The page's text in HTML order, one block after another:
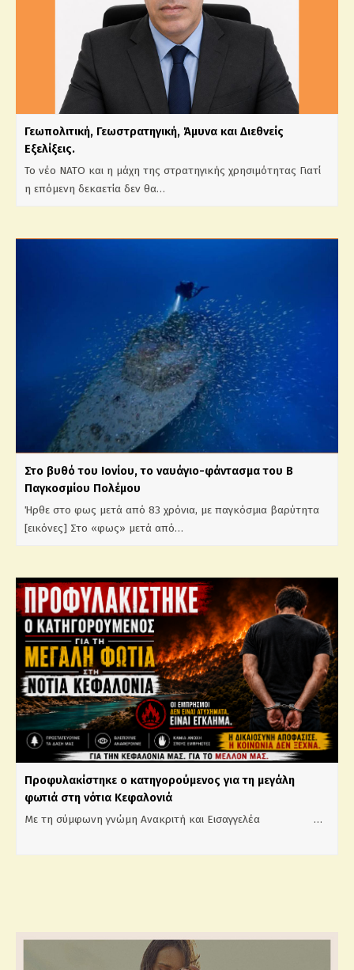
Γεωπολιτική, Γεωστρατηγική, Άμυνα και Διεθνείς
Εξελίξεις.
Το νέο ΝΑΤΟ και η μάχη της στρατηγικής χρησιμότητας Γιατί
η επόμενη δεκαετία δεν θα…
Στο βυθό του Ιονίου, το ναυάγιο-φάντασμα του Β΄
Παγκοσμίου Πολέμου
Ήρθε στο φως μετά από 83 χρόνια, με παγκόσμια βαρύτητα
[εικόνες] Στο «φως» μετά από…
Προφυλακίστηκε ο κατηγορούμενος για τη μεγάλη
φωτιά στη νότια Κεφαλονιά
Με τη σύμφωνη γνώμη Ανακριτή και Εισαγγελέα …